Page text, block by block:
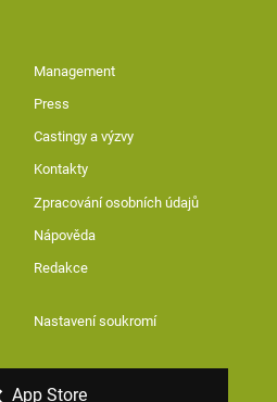
Management
Press
Castingy a výzvy
Kontakty
Zpracování osobních údajů
Nápověda
Redakce
Nastavení soukromí
App Store